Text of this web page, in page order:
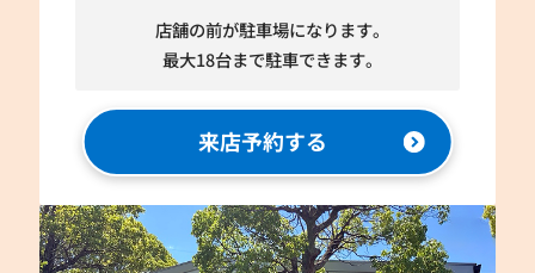
店舗の前が駐車場になります。
最大18台まで駐車できます。
来店予約する